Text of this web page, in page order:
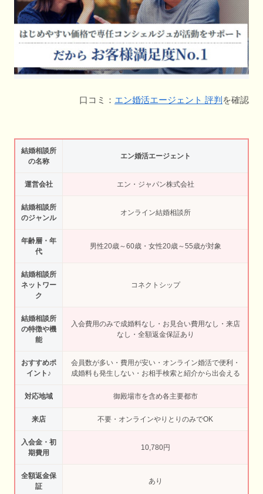
口コミ： エン婚活エージェント 評判 を確認
結婚相談所
の名称
エン婚活エージェント
運営会社 エン・ジャパン株式会社
結婚相談所
のジャンル
オンライン結婚相談所
年齢層・年
代
男性20歳～60歳・女性20歳～55歳が対象
結婚相談所
ネットワー
ク
コネクトシップ
結婚相談所
の特徴や機
能
入会費用のみで成婚料なし・お見合い費用なし・来店
なし・全額返金保証あり
おすすめポ
イント♪
会員数が多い・費用が安い・オンライン婚活で便利・
成婚料も発生しない・お相手検索と紹介から出会える
対応地域 御殿場市を含め各主要都市
来店 不要・オンラインやりとりのみでOK
入会金・初
期費用
10,780円
全額返金保
証
あり